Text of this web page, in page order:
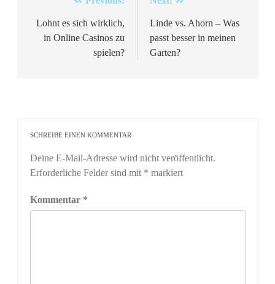
Lohnt es sich wirklich,
in Online Casinos zu
spielen?
Linde vs. Ahorn – Was
passt besser in meinen
Garten?
SCHREIBE EINEN KOMMENTAR
Deine E-Mail-Adresse wird nicht veröffentlicht.
Erforderliche Felder sind mit * markiert
Kommentar *